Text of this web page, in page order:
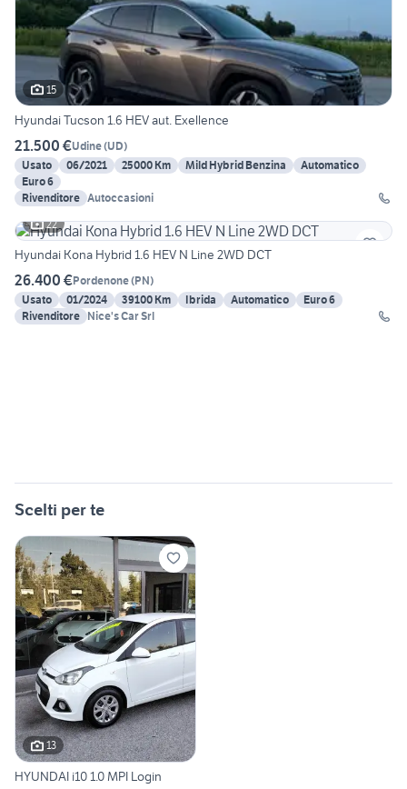
15
Hyundai Tucson 1.6 HEV aut. Exellence
21.500 €Udine(UD)
Usato
06/2021 25000 Km Mild Hybrid Benzina
Automatico
Euro 6
Rivenditore Autoccasioni
22
Hyundai Kona Hybrid 1.6 HEV N Line 2WD DCT
26.400 €Pordenone(PN)
Usato
01/2024 39100 Km Ibrida Automatico
Euro 6
Rivenditore Nice's Car Srl
Scelti per te
13
HYUNDAI i10 1.0 MPI Login